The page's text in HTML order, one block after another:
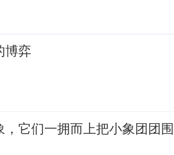
博弈
它们一拥而上把小象团团围